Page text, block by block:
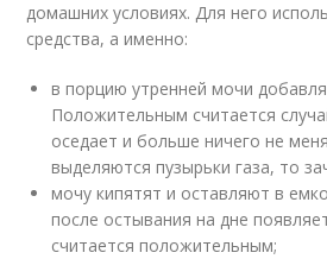
домашних условиях. Для него
средства, а именно:
в порцию утренней мочи
Положительным считается
оседает и больше ничего не
выделяются пузырьки газа, то
мочу кипятят и оставляют в
после остывания на дне
считается положительным;